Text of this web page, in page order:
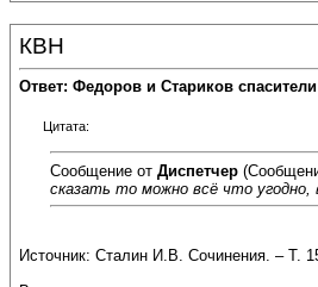
КВН
Ответ: Федоров и Стариков
Цитата:
Сообщение от Диспетчер
сказать то можно всё что
Источник: Сталин И.В. Cочинения. – Т.